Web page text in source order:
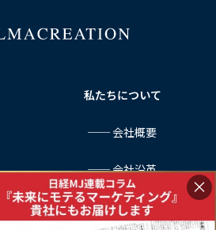
×
私たちについて
── 会社概要
── 会社沿革
サービス利用規約